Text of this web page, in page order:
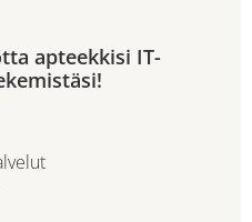
apteekkisi IT-